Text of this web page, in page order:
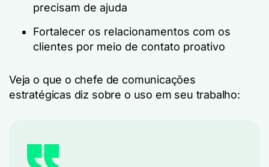
precisam de ajuda
Fortalecer os relacionamentos com os
clientes por meio de contato proativo
Veja o que o chefe de comunicações
estratégicas diz sobre o uso em seu trabalho: